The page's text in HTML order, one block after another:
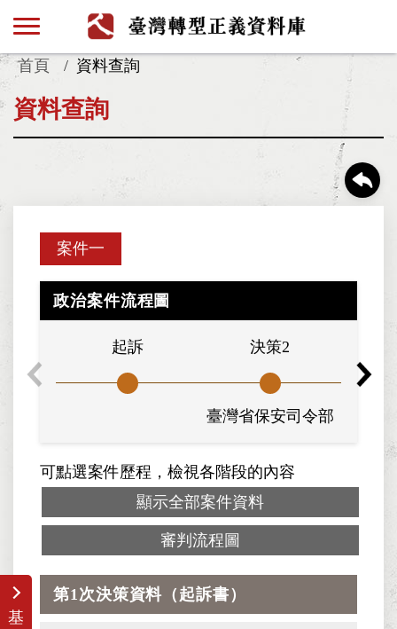
首頁 資料查詢
資料查詢
案件一
政治案件流程圖
起訴 決策2
臺灣省保安司令部
可點選案件歷程，檢視各階段的內容
顯示全部案件資料
審判流程圖
基
第1次決策資料（起訴書）